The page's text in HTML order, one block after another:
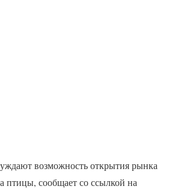
возможность открытия рынка
птицы, сообщает со ссылкой на